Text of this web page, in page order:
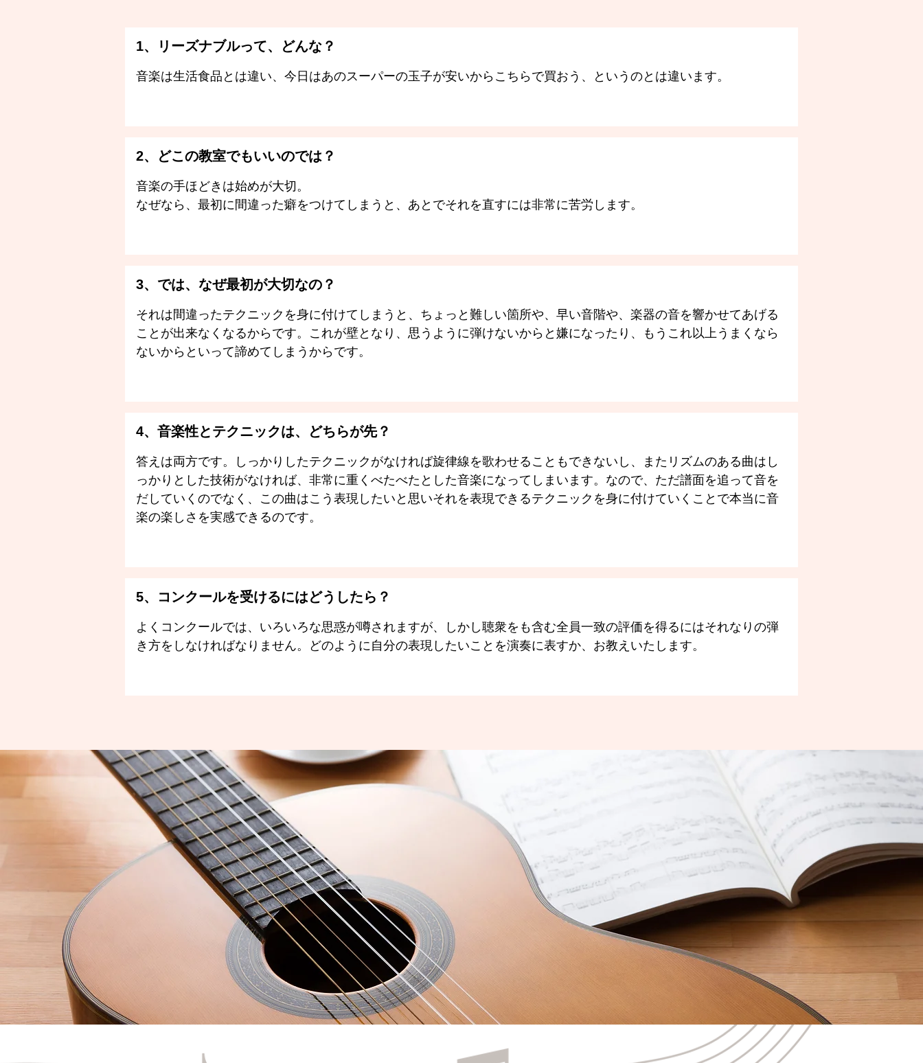
1、リーズナブルって、どんな？
音楽は生活食品とは違い、今日はあのスーパーの玉子が安いからこちらで買おう、というのとは違います。
2、どこの教室でもいいのでは？
音楽の手ほどきは始めが大切。
なぜなら、最初に間違った癖をつけてしまうと、あとでそれを直すには非常に苦労します。
3、では、なぜ最初が大切なの？
それは間違ったテクニックを身に付けてしまうと、ちょっと難しい箇所や、早い音階や、楽器の音を響かせてあげる
ことが出来なくなるからです。これが壁となり、思うように弾けないからと嫌になったり、もうこれ以上うまくなら
ないからといって諦めてしまうからです。
4、音楽性とテクニックは、どちらが先？
答えは両方です。しっかりしたテクニックがなければ旋律線を歌わせることもできないし、またリズムのある曲はし
っかりとした技術がなければ、非常に重くべたべたとした音楽になってしまいます。なので、ただ譜面を追って音を
だしていくのでなく、この曲はこう表現したいと思いそれを表現できるテクニックを身に付けていくことで本当に音
楽の楽しさを実感できるのです。
5、コンクールを受けるにはどうしたら？
よくコンクールでは、いろいろな思惑が噂されますが、しかし聴衆をも含む全員一致の評価を得るにはそれなりの弾
き方をしなければなりません。どのように自分の表現したいことを演奏に表すか、お教えいたします。